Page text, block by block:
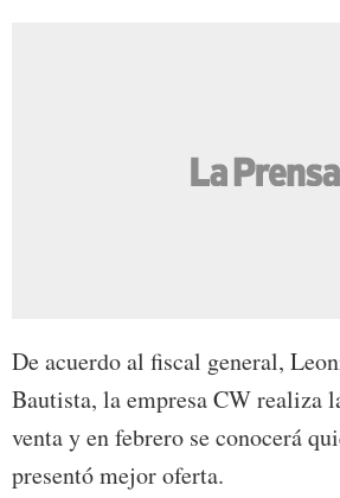
De acuerdo al fiscal general,
Bautista, la empresa CW realiza
venta y en febrero se conocerá
presentó mejor oferta.